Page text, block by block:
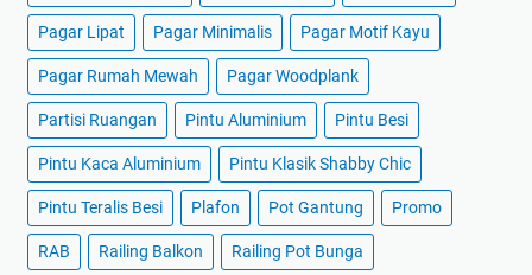
Pagar Lipat Pagar Minimalis Pagar Motif Kayu
Pagar Rumah Mewah Pagar Woodplank
Partisi Ruangan Pintu Aluminium Pintu Besi
Pintu Kaca Aluminium Pintu Klasik Shabby Chic
Pintu Teralis Besi Plafon Pot Gantung Promo
RAB Railing Balkon Railing Pot Bunga